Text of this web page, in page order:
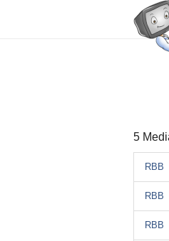
5
RBB
RBB
RBB